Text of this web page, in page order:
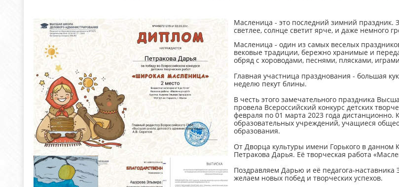
Масленица - это последний зимний праздник.
светлее, солнце светит ярче, и даже немного
Масленица - один из самых веселых
вековые традиции, бережно хранимые и
обряд с хороводами, песнями, плясками,
Главная участница празднования - большая
неделю пекут блины.
В честь этого замечательного праздника
провела Всероссийский конкурс детских
февраля по 01 марта 2023 года
образовательных учреждений, учащиеся
образования.
От Дворца культуры имени Горького в данном
Петракова Дарья. Её творческая работа
Поздравляем Дарью и её педагога-
желаем новых побед и творческих успехов.